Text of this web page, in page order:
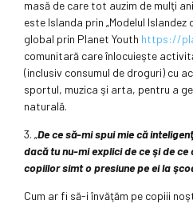
masă de care tot auzim de mulţi
este Islanda prin „Modelul
global prin Planet Youth https://
comunitară care înlocuieşte
(inclusiv consumul de droguri) cu
sportul, muzica şi arta, pentru a
naturală.
3. „De ce să-mi spui mie că
dacă tu nu-mi explici de ce şi de
copiilor simt o presiune pe ei la
Cum ar fi să-i învăţăm pe copiii